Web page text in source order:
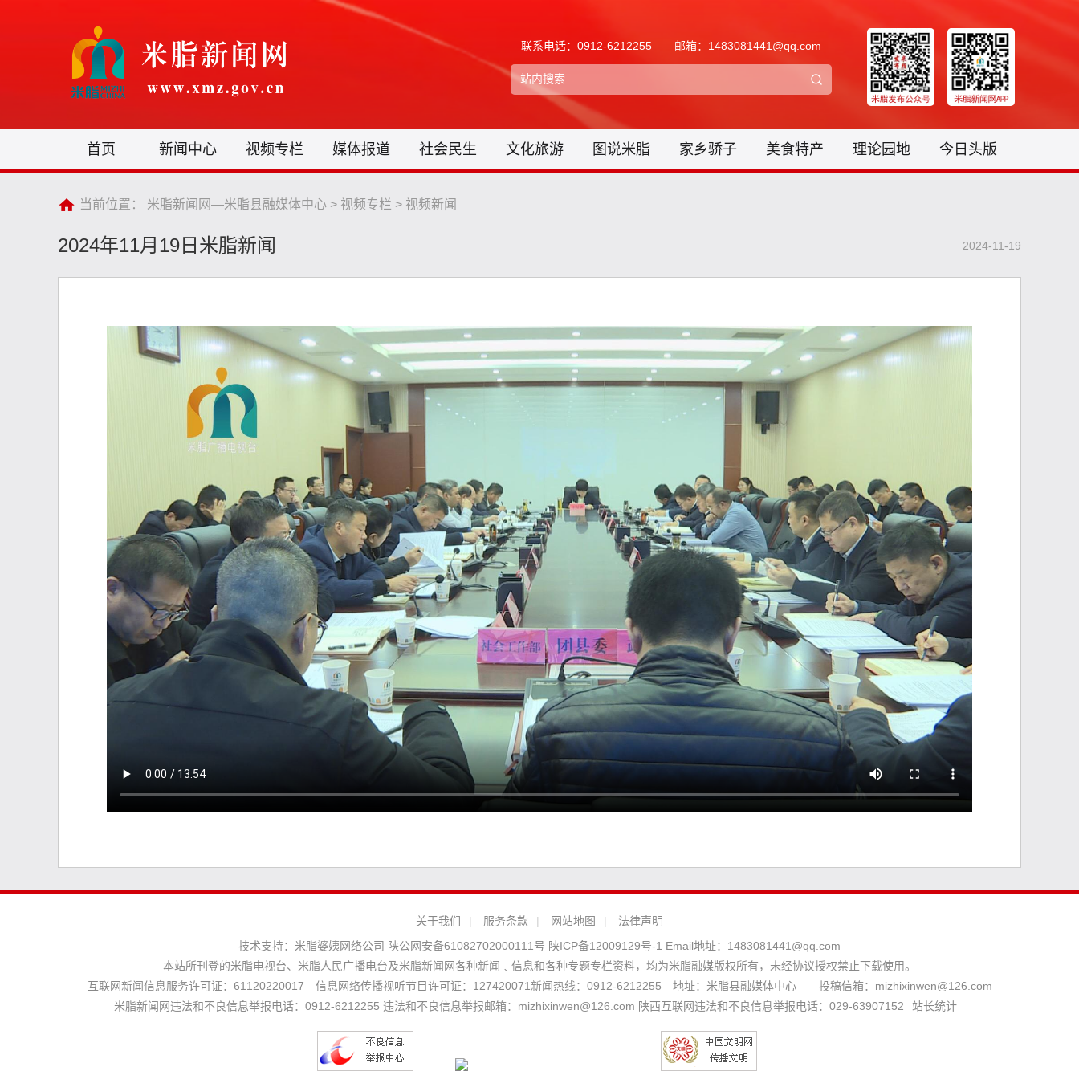
联系电话：0912-6212255 邮箱：1483081441@qq.com
首页 新闻中心 视频专栏 媒体报道 社会民生 文化旅游 图说米脂 家乡骄子 美食特产 理论园地 今日头版
当前位置： 米脂新闻网—米脂县融媒体中心 > 视频专栏 > 视频新闻
2024年11月19日米脂新闻 2024-11-19
关于我们 | 服务条款 | 网站地图 |
法律声明
技术支持： 米脂婆姨网络公司 陕公网安备61082702000111号 陕ICP备12009129号-1 Email地址： 1483081441@qq.com
本站所刊登的米脂电视台、米脂人民广播电台及米脂新闻网各种新闻﹑信息和各种专题专栏资料，均为米脂融媒版权所有，未经协议授权禁止下载使用。
互联网新闻信息服务许可证：61120220017 信息网络传播视听节目许可证：127420071新闻热线：0912-6212255 地址：米脂县融媒体中心 投稿信箱：mizhixinwen@126.com
米脂新闻网违法和不良信息举报电话：0912-6212255 违法和不良信息举报邮箱：mizhixinwen@126.com 陕西互联网违法和不良信息举报电话：029-63907152
站长统计